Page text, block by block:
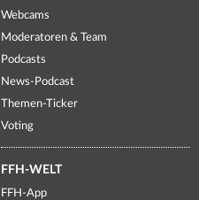
Webcams
Moderatoren & Team
Podcasts
News-Podcast
Themen-Ticker
Voting
FFH-WELT
FFH-App